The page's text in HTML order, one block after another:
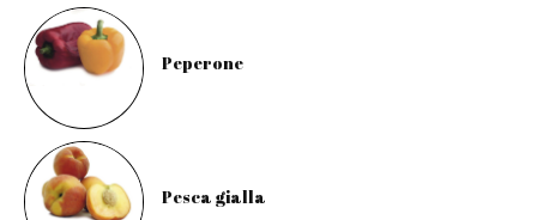
Peperone
Pesca gialla